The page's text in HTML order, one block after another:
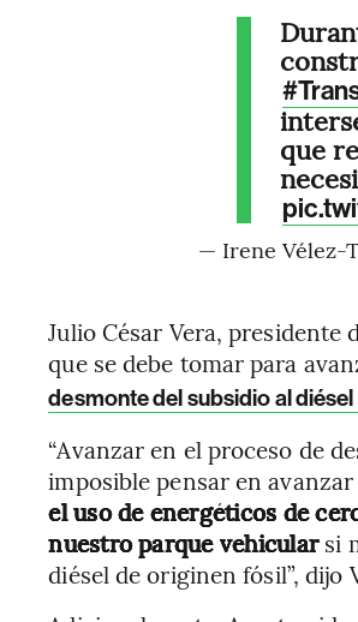
que
— Irene Vélez-
Julio César Vera, presidente
que se debe tomar para
desmonte del subsidio al
“Avanzar en el proceso de
imposible pensar en
el uso de energéticos de
nuestro parque vehicularsi
diésel de originen fósil”, dijo